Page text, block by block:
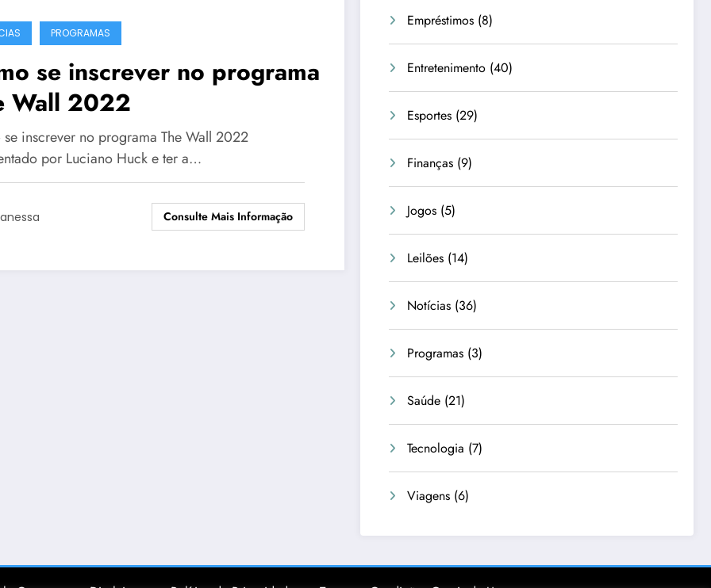
PROGRAMAS
se inscrever no programa
Wall 2022
inscrever no programa The Wall 2022
por Luciano Huck e ter a…
Consulte Mais Informação
Empréstimos (8)
Entretenimento (40)
Esportes (29)
Finanças (9)
Jogos (5)
Leilões (14)
Notícias (36)
Programas (3)
Saúde (21)
Tecnologia (7)
Viagens (6)